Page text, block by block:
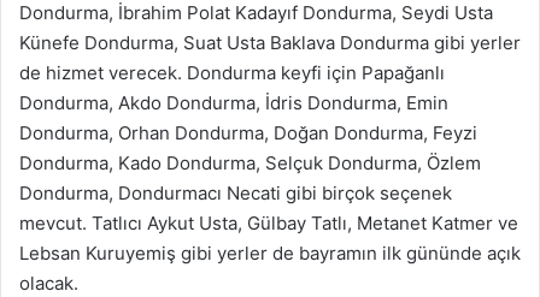
Dondurma, İbrahim Polat Kadayıf Dondurma, Seydi Usta
Künefe Dondurma, Suat Usta Baklava Dondurma gibi yerler
de hizmet verecek. Dondurma keyfi için Papağanlı
Dondurma, Akdo Dondurma, İdris Dondurma, Emin
Dondurma, Orhan Dondurma, Doğan Dondurma, Feyzi
Dondurma, Kado Dondurma, Selçuk Dondurma, Özlem
Dondurma, Dondurmacı Necati gibi birçok seçenek
mevcut. Tatlıcı Aykut Usta, Gülbay Tatlı, Metanet Katmer ve
Lebsan Kuruyemiş gibi yerler de bayramın ilk gününde açık
olacak.